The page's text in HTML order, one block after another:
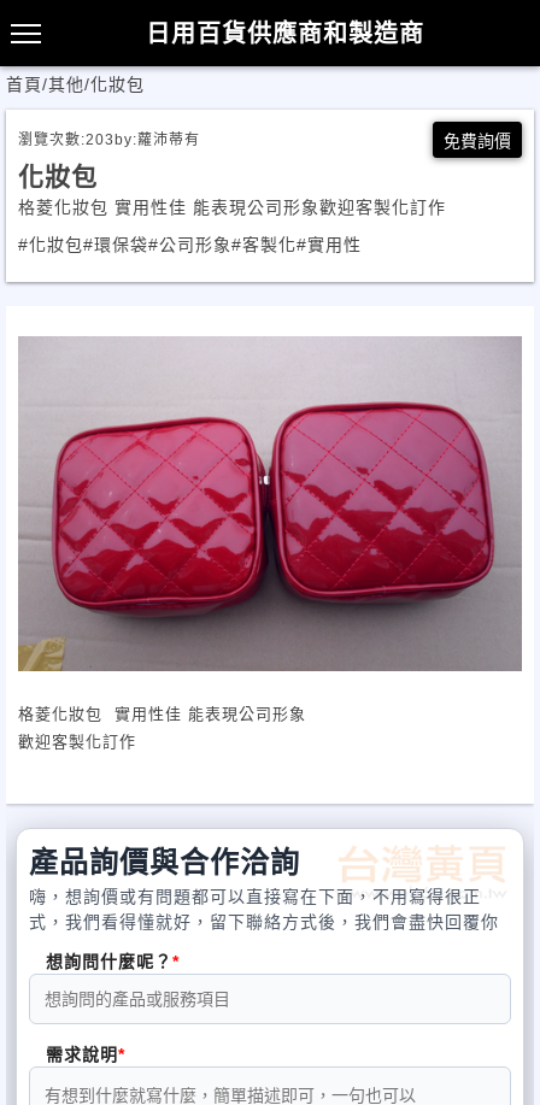
日用百貨供應商和製造商
首頁/其他/化妝包
瀏覽次數:203 by:蘿沛蒂有 免費詢價
化妝包
格菱化妝包 實用性佳 能表現公司形象歡迎客製化訂作
#化妝包#環保袋#公司形象#客製化#實用性
格菱化妝包 實用性佳 能表現公司形象
歡迎客製化訂作
產品詢價與合作洽詢
嗨，想詢價或有問題都可以直接寫在下面，不用寫得很正
式，我們看得懂就好，留下聯絡方式後，我們會盡快回覆你
想詢問什麼呢？
需求說明